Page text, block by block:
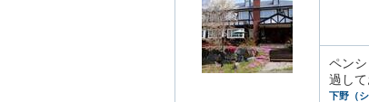
ペン
過し
下野（